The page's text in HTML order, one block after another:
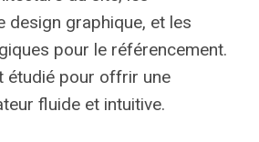
design graphique, et les
pour le référencement.
étudié pour offrir une
fluide et intuitive.